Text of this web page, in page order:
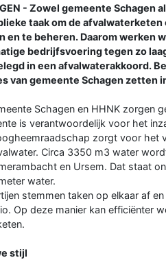
- Zowel gemeente Schagen
taak om de
en te beheren. Daarom werken
bedrijfsvoering tegen zo
in een afvalwaterakkoord.
van gemeente Schagen zetten
Schagen en HHNK zorgen
is verantwoordelijk voor het
zorgt voor het
Circa 3350 m3 water
en Ursem. Dat staat
water.
stemmen taken op elkaar af
Op deze manier kan efficiënter
stijl